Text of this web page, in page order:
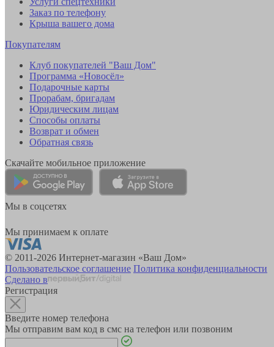
Заказ по телефону
Крыша вашего дома
Покупателям
Клуб покупателей "Ваш Дом"
Программа «Новосёл»
Подарочные карты
Прорабам, бригадам
Юридическим лицам
Способы оплаты
Возврат и обмен
Обратная связь
Скачайте мобильное приложение
Мы в соцсетях
Мы принимаем к оплате
© 2011-2026 Интернет-магазин «Ваш Дом»
Пользовательское соглашение Политика конфиденциальности
Сделано в
Регистрация
Введите номер телефона
Мы отправим вам код в смс на телефон или позвоним